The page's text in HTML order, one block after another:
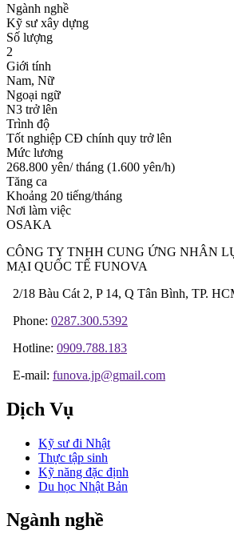
Ngành nghề
Kỹ sư xây dựng
Số lượng
2
Giới tính
Nam, Nữ
Ngoại ngữ
N3 trở lên
Trình độ
Tốt nghiệp CĐ chính quy trở lên
Mức lương
268.800 yên/ tháng (1.600 yên/h)
Tăng ca
Khoảng 20 tiếng/tháng
Nơi làm việc
OSAKA
CÔNG TY TNHH CUNG ỨNG NHÂN
MẠI QUỐC TẾ FUNOVA
2/18 Bàu Cát 2, P 14, Q Tân Bình, TP.
Phone: 0287.300.5392
Hotline: 0909.788.183
E-mail: funova.jp@gmail.com
Dịch Vụ
Kỹ sư đi Nhật
Thực tập sinh
Kỹ năng đặc định
Du học Nhật Bản
Ngành nghề